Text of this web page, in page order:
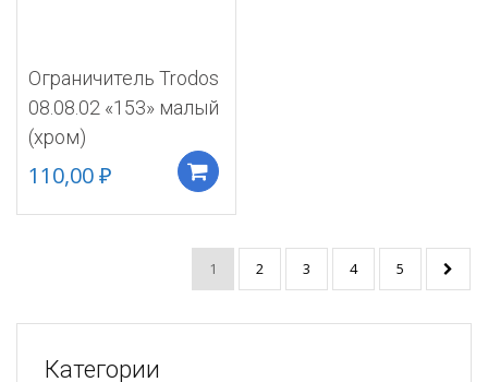
Ограничитель Trodos
08.08.02 «153» малый
(хром)
110,00₽
1 2 3 4 5
Категории